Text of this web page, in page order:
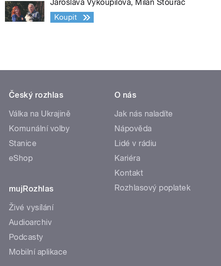
Jaroslava Vykoupilová, Milan Štourač
Koupit
Český rozhlas
Válka na Ukrajině
Komunální volby
Stanice
eShop
mujRozhlas
Živé vysílání
Audioarchiv
Podcasty
Mobilní aplikace
O nás
Jak nás naladíte
Nápověda
Lidé v rádiu
Kariéra
Kontakt
Rozhlasový poplatek